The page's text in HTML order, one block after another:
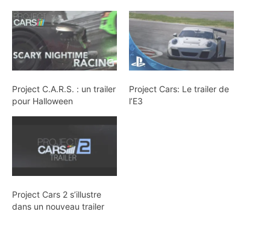
Project C.A.R.S. : un trailer
pour Halloween
Project Cars: Le trailer de
l’E3
Project Cars 2 s’illustre
dans un nouveau trailer